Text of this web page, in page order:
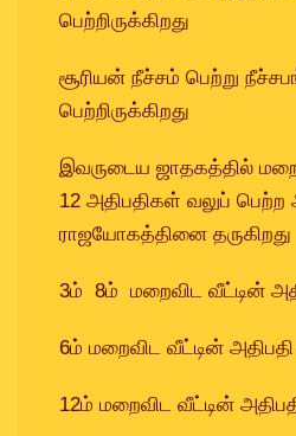
பெற்றிருக்கிறது
சூரியன் நீச்சம் பெற்று
பெற்றிருக்கிறது
இவருடைய ஜாதகத்தில்
12 அதிபதிகள் வலுப் பெற்ற
ராஜயோகத்தினை தருகிறது
3ம் 8ம் மறைவிட வீட்டின்
6ம் மறைவிட வீட்டின் அதிபதி
12ம் மறைவிட வீட்டின்